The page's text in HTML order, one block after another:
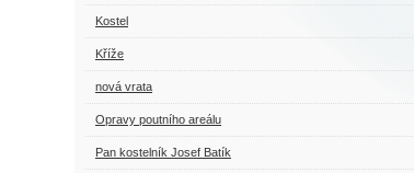
Kostel
Kříže
nová vrata
Opravy poutního areálu
Pan kostelník Josef Batík